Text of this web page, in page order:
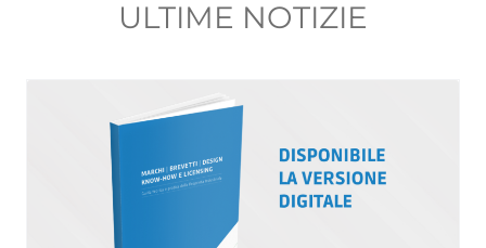
ULTIME NOTIZIE